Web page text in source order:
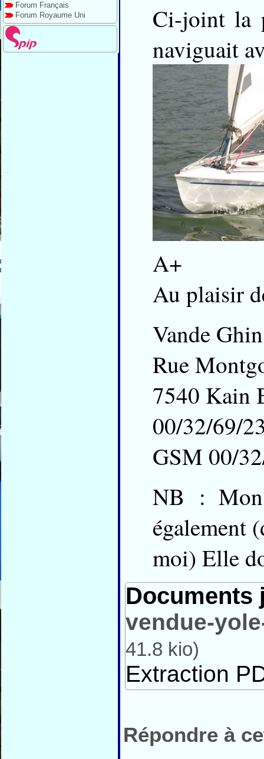
Forum Français
Forum Royaume Uni
Ci-joint la
naviguait
A+
Au plaisir
Vande
Rue
7540 Kain
00/32/69/
GSM 00/
NB :
également
moi) Elle
Documents
vendue-
41.8 kio)
Extraction
Répondre à